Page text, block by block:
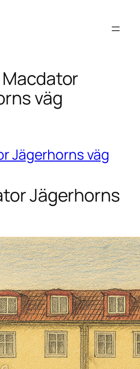
Macdator
väg
Jägerhorns väg
Jägerhorns